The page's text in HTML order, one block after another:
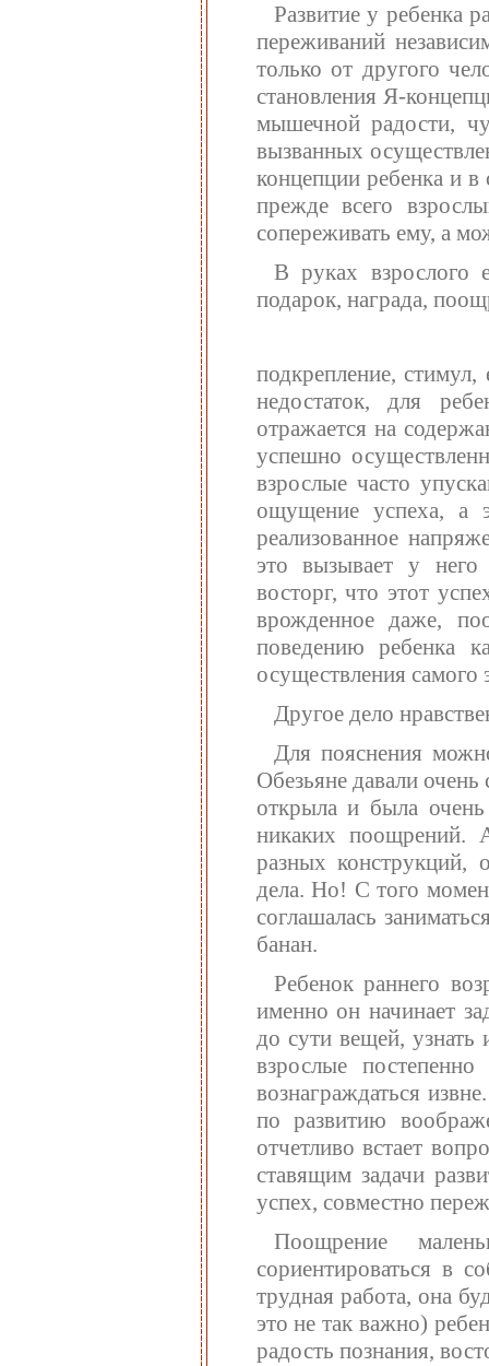
Развитие у ребенка
переживаний
только от другого
становления Я-
мышечной радости,
вызванных
концепции ребенка и в
прежде всего
сопереживать ему, а
В руках взрослого
подарок, награда,
подкрепление,
недостаток, для
отражается на
успешно
взрослые часто
ощущение успеха, а
реализованное
это вызывает у него
восторг, что этот
врожденное даже,
поведению ребенка
осуществления самого
Другое дело
Для пояснения
Обезьяне давали
открыла и была
никаких поощрений.
разных конструкций,
дела. Но! С того
соглашалась
банан.
Ребенок раннего
именно он начинает
до сути вещей,
взрослые
вознаграждаться
по развитию
отчетливо встает
ставящим задачи
успех, совместно
Поощрение
сориентироваться в
трудная работа, она
это не так важно)
радость познания,